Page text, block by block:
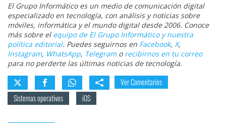
El Grupo Informático es un medio de comunicación digital
especializado en tecnología, con análisis y noticias sobre
móviles, informática y el mundo digital desde 2006. Conoce
más sobre el equipo de El Grupo Informático y nuestra
política editorial. Puedes seguirnos en Facebook, X,
Instagram, WhatsApp, Telegramo recibirnos en tu correo
para no perderte las últimas noticias de tecnología.
Ver Comentarios
Sistemas operativos
iOS